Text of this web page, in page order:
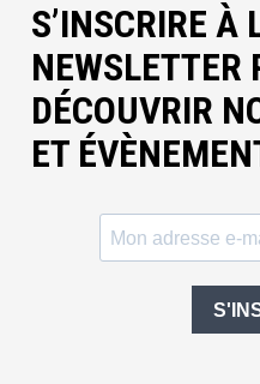
S’INSCRIRE À
NEWSLETTER
DÉCOUVRIR
ET